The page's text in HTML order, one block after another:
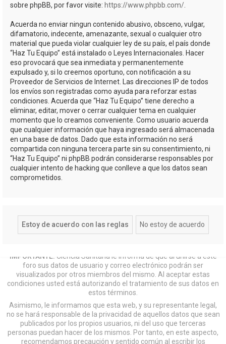
sobre phpBB, por favor visite: https://www.phpbb.com/
Acuerda no enviar ningun contenido abusivo, obsceno, vulgar,
difamatorio, indecente, amenazante, sexual o cualquier otro
material que pueda violar cualquier ley de su país, el país donde
“Haz Tu Equipo” está instalado o Leyes Internacionales. Hacer
eso provocará que sea inmediata y permanentemente
expulsado y, si lo creemos oportuno, con notificación a su
Proveedor de Servicios de Internet. Las direcciones IP de todos
los envíos son registradas como ayuda para reforzar estas
condiciones. Acuerda que “Haz Tu Equipo” tiene derecho a
eliminar, editar, mover o cerrar cualquier tema en cualquier
momento que lo creamos conveniente. Como usuario acuerda
que cualquier información que haya ingresado será almacenada
en una base de datos. Dado que esta información no será
compartida con ninguna tercera parte sin su consentimiento, ni
“Haz Tu Equipo” ni phpBB podrán considerarse responsables por
cualquier intento de hacking que conlleve a que los datos sean
comprometidos.
IMPORTANTE: Ciencia Sanitaria le informa de que al unirse a este
foro sus datos de usuario y correo electrónico podrán ser
visualizados por otros miembros del mismo. Al aceptar estas
condiciones usted está autorizando el tratamiento de sus datos en
estos términos.
Asimismo, le informamos que esta web, y su representante legal,
no se hará responsable de la privacidad de aquellos datos que sean
publicados por los propios usuarios, ni del uso que terceras
personas puedan hacer de los mismos. Por tanto, en este aspecto,
recomendamos precaución y sentido común al escribir los